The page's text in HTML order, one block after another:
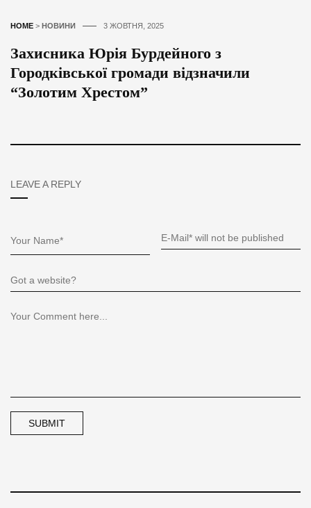
HOME > НОВИНИ 3 ЖОВТНЯ, 2025
Захисника Юрія Бурдейного з
Городківської громади відзначили
“Золотим Хрестом”
LEAVE A REPLY